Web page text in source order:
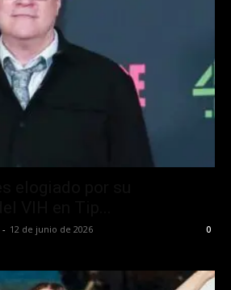
- 12 de junio de 2026 0